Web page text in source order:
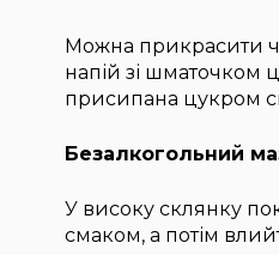
Можна прикрасити
напій зі шматочком
присипана цукром
Безалкогольний
У високу склянку
смаком, а потім